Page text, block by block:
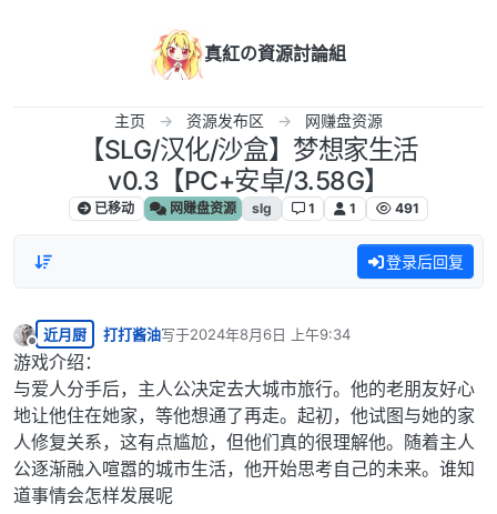
真紅の資源討論組
主页 资源发布区 网赚盘资源
【SLG/汉化/沙盒】梦想家生活
v0.3【PC+安卓/3.58G】
已移动 网赚盘资源 slg 1 1 491
登录后回复
离线
近月厨 打打酱油写于2024年8月6日 上午9:34
最后由 编辑
游戏介绍：
与爱人分手后，主人公决定去大城市旅行。他的老朋友好心
地让他住在她家，等他想通了再走。起初，他试图与她的家
人修复关系，这有点尴尬，但他们真的很理解他。随着主人
公逐渐融入喧嚣的城市生活，他开始思考自己的未来。谁知
道事情会怎样发展呢